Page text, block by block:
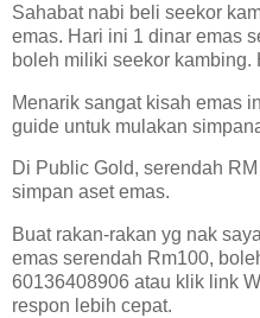
Sahabat nabi beli seekor
emas. Hari ini 1 dinar emas
boleh miliki seekor kambing.
Menarik sangat kisah emas
guide untuk mulakan
Di Public Gold, serendah
simpan aset emas.
Buat rakan-rakan yg nak
emas serendah Rm100,
60136408906 atau klik link
respon lebih cepat.